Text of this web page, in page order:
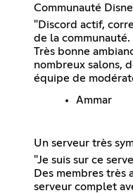
Communauté
"Discord actif,
de la communauté.
Très bonne
nombreux salons,
équipe de
Ammar
Un serveur très
"Je suis sur ce
Des membres très
serveur complet